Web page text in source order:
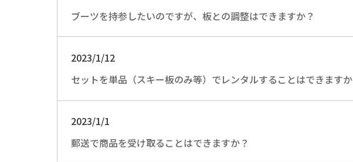
ブーツを持参したいのですが、板との調整はできますか？
2023/1/12
セットを単品（スキー板のみ等）でレンタルすることはできますか
2023/1/1
郵送で商品を受け取ることはできますか？